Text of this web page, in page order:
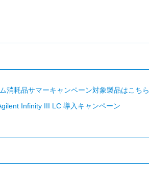
消耗品サマーキャンペーン対象製品はこちら
Infinity III LC 導入キャンペーン